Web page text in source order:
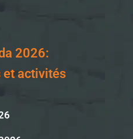
2026:
et activités